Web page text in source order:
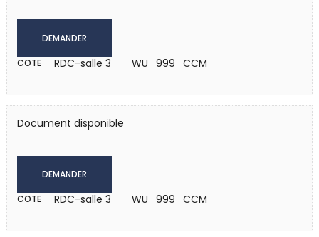
DEMANDER
COTE RDC-salle 3 WU 999 CCM
Document disponible
DEMANDER
COTE RDC-salle 3 WU 999 CCM